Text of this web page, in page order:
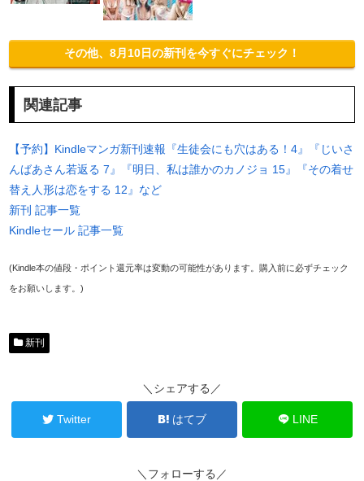
その他、8月10日の新刊を今すぐにチェック！
関連記事
【予約】Kindleマンガ新刊速報『生徒会にも穴はある！4』『じいさ
んばあさん若返る 7』『明日、私は誰かのカノジョ 15』『その着せ
替え人形は恋をする 12』など
新刊 記事一覧
Kindleセール 記事一覧
(Kindle本の値段・ポイント還元率は変動の可能性があります。購入前に必ずチェック
をお願いします。)
新刊
＼シェアする／
Twitter はてブ LINE
＼フォローする／